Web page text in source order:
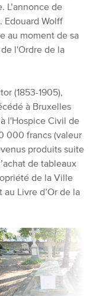
L’annonce de
Edouard Wolff
au moment de sa
l'Ordre de la
(1853-1905),
à Bruxelles
l'Hospice Civil de
000 francs (valeur
produits suite
de tableaux
de la Ville
Livre d’Or de la